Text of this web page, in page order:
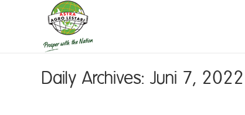
Daily Archives: Juni 7, 2022